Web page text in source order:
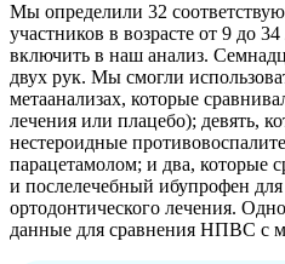
Мы определили 32
участников в возрасте от 9 до
включить в наш анализ.
двух рук. Мы смогли
метаанализах, которые
лечения или плацебо); девять,
нестероидные
парацетамолом; и два, которые
и послелечебный ибупрофен
ортодонтического лечения.
данные для сравнения НПВС с